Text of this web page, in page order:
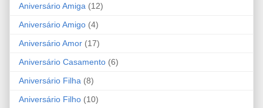
Aniversário Amiga (12)
Aniversário Amigo (4)
Aniversário Amor (17)
Aniversário Casamento (6)
Aniversário Filha (8)
Aniversário Filho (10)